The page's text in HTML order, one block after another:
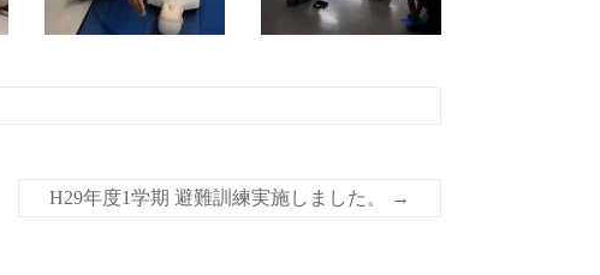
H29年度1学期 避難訓練実施しました。 →